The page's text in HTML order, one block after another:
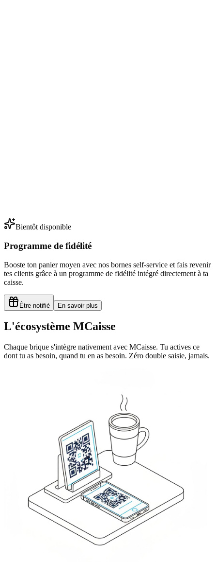
Bientôt disponible
Programme de fidélité
Booste ton panier moyen avec nos bornes self-service et fais revenir
tes clients grâce à un programme de fidélité intégré directement à ta
caisse.
Être notifié En savoir plus
L'écosystème MCaisse
Chaque brique s'intègre nativement avec MCaisse. Tu actives ce
dont tu as besoin, quand tu en as besoin. Zéro double saisie, jamais.